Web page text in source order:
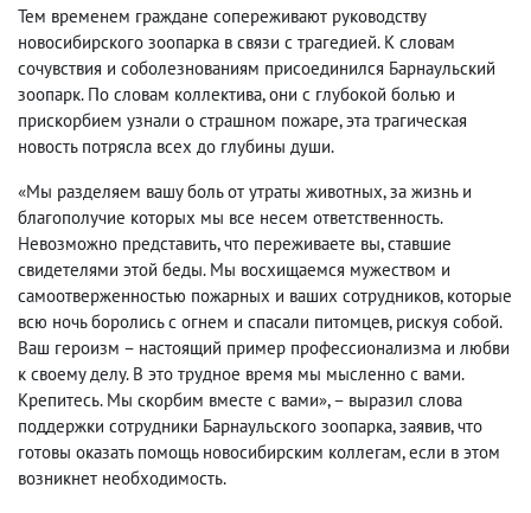
Тем временем граждане сопереживают руководству
новосибирского зоопарка в связи с трагедией. К словам
сочувствия и соболезнованиям присоединился Барнаульский
зоопарк. По словам коллектива, они с глубокой болью и
прискорбием узнали о страшном пожаре, эта трагическая
новость потрясла всех до глубины души.
«Мы разделяем вашу боль от утраты животных, за жизнь и
благополучие которых мы все несем ответственность.
Невозможно представить, что переживаете вы, ставшие
свидетелями этой беды. Мы восхищаемся мужеством и
самоотверженностью пожарных и ваших сотрудников, которые
всю ночь боролись с огнем и спасали питомцев, рискуя собой.
Ваш героизм – настоящий пример профессионализма и любви
к своему делу. В это трудное время мы мысленно с вами.
Крепитесь. Мы скорбим вместе с вами», – выразил слова
поддержки сотрудники Барнаульского зоопарка, заявив, что
готовы оказать помощь новосибирским коллегам, если в этом
возникнет необходимость.